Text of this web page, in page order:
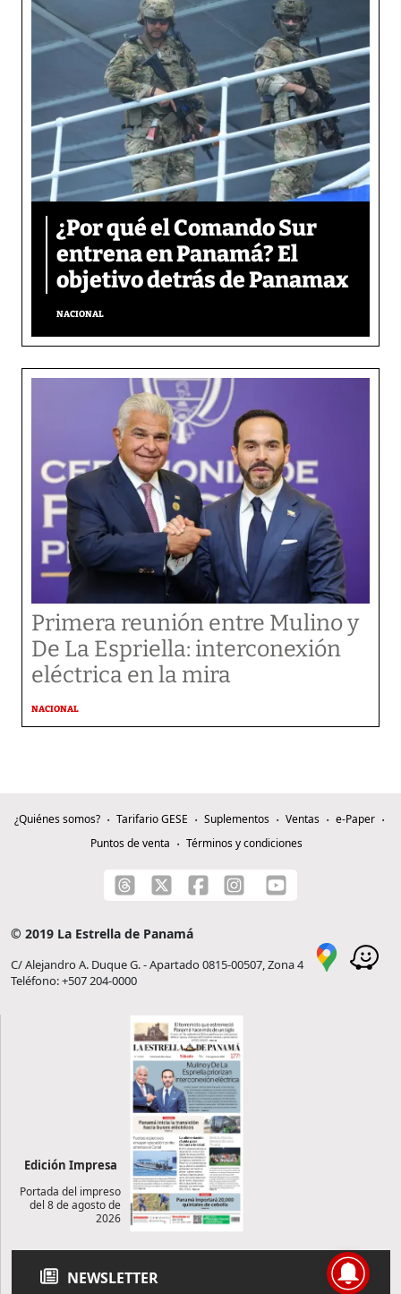
¿Por qué el Comando Sur
entrena en Panamá? El
objetivo detrás de Panamax
NACIONAL
Primera reunión entre Mulino y
De La Espriella: interconexión
eléctrica en la mira
NACIONAL
¿Quiénes somos? Tarifario GESE Suplementos Ventas
e-Paper
Puntos de venta
Términos y condiciones
© 2019 La Estrella de Panamá
C/ Alejandro A. Duque G. - Apartado 0815-00507, Zona 4
Teléfono: +507 204-0000
Edición Impresa
Portada del impreso
del 8 de agosto de
2026
NEWSLETTER